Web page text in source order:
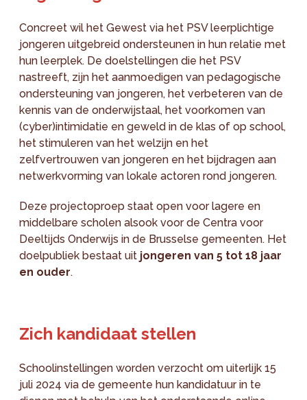
Concreet wil het Gewest via het PSV leerplichtige
jongeren uitgebreid ondersteunen in hun relatie met
hun leerplek. De doelstellingen die het PSV
nastreeft, zijn het aanmoedigen van pedagogische
ondersteuning van jongeren, het verbeteren van de
kennis van de onderwijstaal, het voorkomen van
(cyber)intimidatie en geweld in de klas of op school,
het stimuleren van het welzijn en het
zelfvertrouwen van jongeren en het bijdragen aan
netwerkvorming van lokale actoren rond jongeren.
Deze projectoproep staat open voor lagere en
middelbare scholen alsook voor de Centra voor
Deeltijds Onderwijs in de Brusselse gemeenten. Het
doelpubliek bestaat uit jongeren van 5 tot 18 jaar
en ouder.
Zich kandidaat stellen
Schoolinstellingen worden verzocht om uiterlijk 15
juli 2024 via de gemeente hun kandidatuur in te